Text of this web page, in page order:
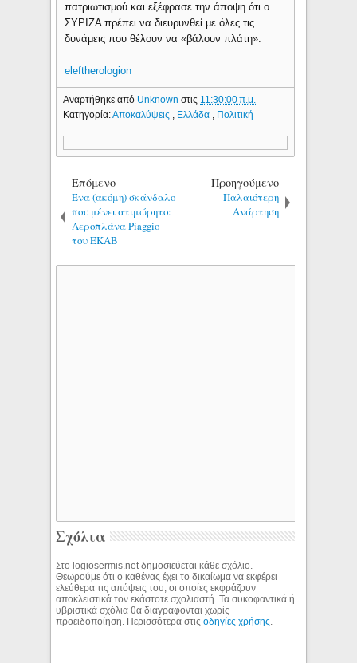
πατριωτισμού και εξέφρασε την άποψη ότι ο
ΣΥΡΙΖΑ πρέπει να διευρυνθεί με όλες τις
δυνάμεις που θέλουν να «βάλουν πλάτη».
eleftherologion
Αναρτήθηκε από Unknownστις 11:30:00 π.μ.
Κατηγορία:Αποκαλύψεις Ελλάδα Πολιτική
Επόμενο
Ένα (ακόμη) σκάνδαλο
που μένει ατιμώρητο:
Αεροπλάνα Piaggio
του ΕΚΑΒ
Προηγούμενο
Παλαιότερη
Ανάρτηση
Σχόλια
Στο logiosermis.net δημοσιεύεται κάθε σχόλιο.
Θεωρούμε ότι ο καθένας έχει το δικαίωμα να εκφέρει
ελεύθερα τις απόψεις του, οι οποίες εκφράζουν
αποκλειστικά τον εκάστοτε σχολιαστή. Τα συκοφαντικά ή
υβριστικά σχόλια θα διαγράφονται χωρίς
προειδοποίηση. Περισσότερα στιςοδηγίες χρήσης